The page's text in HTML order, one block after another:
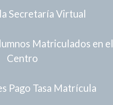
Secretaría Virtual
Matriculados en el
Centro
Pago Tasa Matrícula